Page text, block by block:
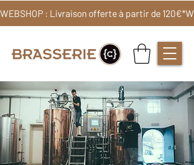
WEBSHOP : Livraison offerte à partir de 120€*